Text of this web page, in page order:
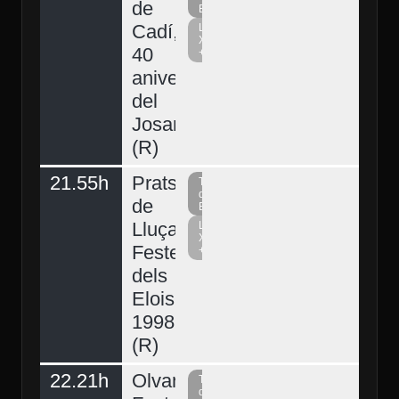
Demà
de
Cadí,
40
aniversari
del
Josart
(R)
Berguedà
La
Xarxa
+
21.55h
Prats
de
Lluçanès,
Festes
dels
Elois
1998
(R)
Televisió
del
Berguedà
La
Xarxa
+
22.21h
Olvan,
Televisió
del